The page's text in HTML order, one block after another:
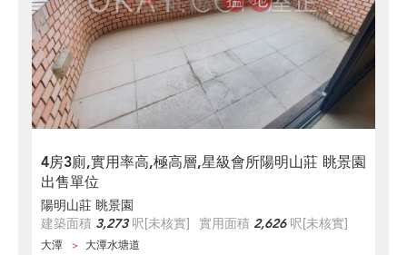
4房3廁,實用率高,極高層,星級會所陽明山莊 眺景園
出售單位
陽明山莊 眺景園
建築面積 3,273呎[未核實] 實用面積 2,626呎[未核實]
大潭 大潭水塘道